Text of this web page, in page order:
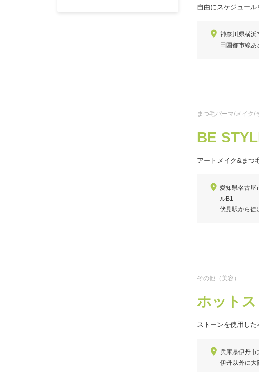
自由にスケジュー
神奈川県横浜
田園都市線
まつ毛パーマ/メイク/
BE
アートメイク&まつ
愛知県名古
ルB1
伏見駅から徒
その他（美容）
ホット
ストーンを使用した
兵庫県伊丹
伊丹以外に大